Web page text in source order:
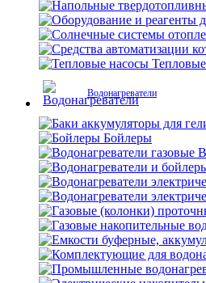
Водонагреватели
Бойлеры